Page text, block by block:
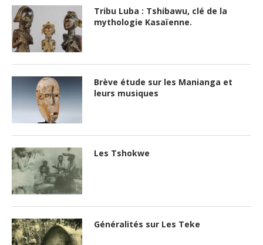
Tribu Luba : Tshibawu, clé de la
mythologie Kasaïenne.
Brève étude sur les Manianga et
leurs musiques
Les Tshokwe
Généralités sur Les Teke